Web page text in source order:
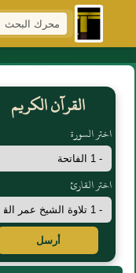
القرآن الكريم
اختر السورة
اختر القارئ
أرسل